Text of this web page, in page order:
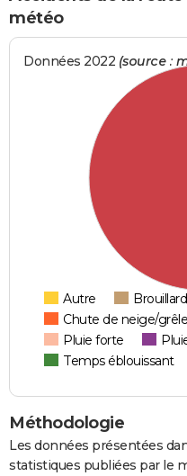
météo
Données 2022 (source :
Autre
Chute de neige/grêle
Pluie forte
Temps éblouissant
Méthodologie
Les données présentées
statistiques publiées par le